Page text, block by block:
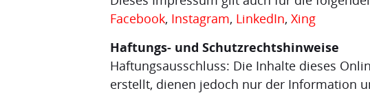
Facebook, Instagram, LinkedIn, Xing
Haftungs- und Schutzrechtshinweise
Haftungsausschluss: Die Inhalte dieses
erstellt, dienen jedoch nur der Information